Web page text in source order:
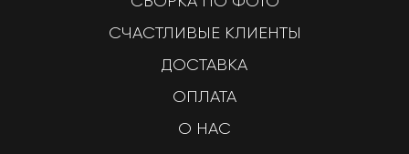
СЧАСТЛИВЫЕ КЛИЕНТЫ
ДОСТАВКА
ОПЛАТА
О НАС